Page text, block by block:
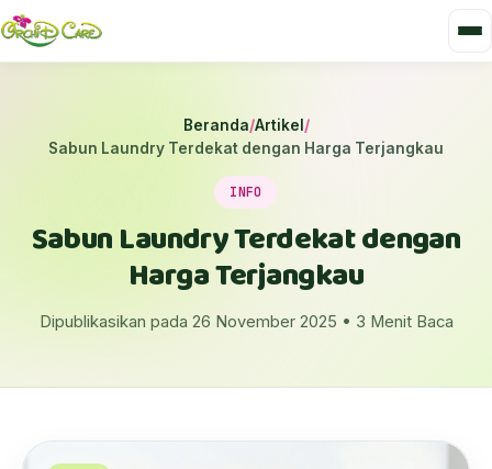
Beranda/Artikel /
Sabun Laundry Terdekat dengan Harga Terjangkau
INFO
Sabun Laundry Terdekat dengan
Harga Terjangkau
Dipublikasikan pada 26 November 2025 • 3 Menit Baca